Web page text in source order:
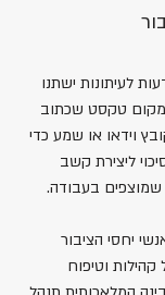
לעיתונות ישתנו
במקום טקסט שכתוב
וידאו או שמע כדי
ליצירת קשב
שמוצפים בעבודה.
יחסי הציבור
קהילות וטיפוח